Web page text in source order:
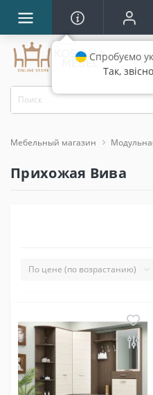
Мебельный магазин
Прихожая Вива
Спробуємо
Так,